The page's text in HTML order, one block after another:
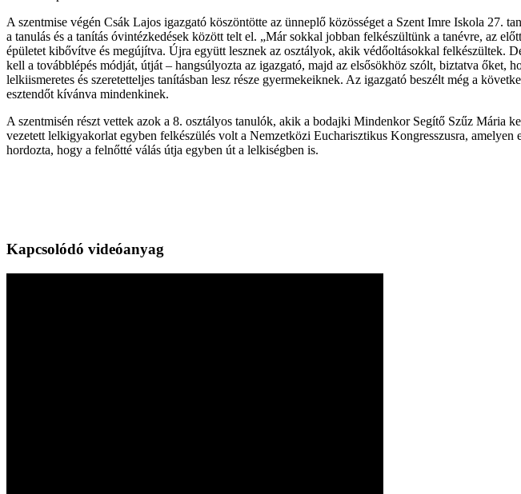
A szentmise végén Csák Lajos igazgató köszöntötte az ünneplő közösséget a Szent Imre Iskola
a tanulás és a tanítás óvintézkedések között telt el. „Már sokkal jobban felkészültünk a tanévre, az
épületet kibővítve és megújítva. Újra együtt lesznek az osztályok, akik védőoltásokkal felkészültek.
kell a továbblépés módját, útját – hangsúlyozta az igazgató, majd az elsősökhöz szólt, biztatva őket,
lelkiismeretes és szeretetteljes tanításban lesz része gyermekeiknek. Az igazgató beszélt még a
esztendőt kívánva mindenkinek.
A szentmisén részt vettek azok a 8. osztályos tanulók, akik a bodajki Mindenkor Segítő Szűz Mária
vezetett lelkigyakorlat egyben felkészülés volt a Nemzetközi Eucharisztikus Kongresszusra,
hordozta, hogy a felnőtté válás útja egyben út a lelkiségben is.
Kapcsolódó videóanyag